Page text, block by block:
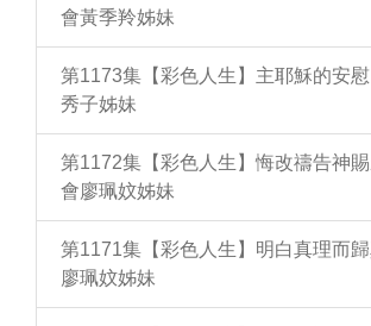
會黃季羚姊妹
第1173集【彩色人生】主耶穌的安
秀子姊妹
第1172集【彩色人生】悔改禱告神
會廖珮妏姊妹
第1171集【彩色人生】明白真理而
廖珮妏姊妹